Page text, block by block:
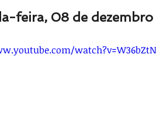
feira, 08 de dezembro